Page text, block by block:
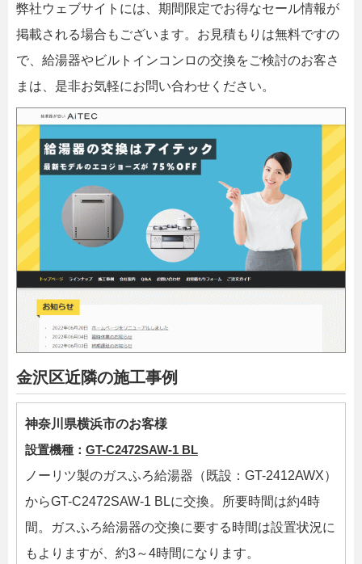
弊社ウェブサイトには、期間限定でお得なセール情報が
掲載される場合もございます。お見積もりは無料ですの
で、給湯器やビルトインコンロの交換をご検討のお客さ
まは、是非お気軽にお問い合わせください。
金沢区近隣の施工事例
神奈川県横浜市のお客様
設置機種： GT-C2472SAW-1 BL
ノーリツ製のガスふろ給湯器（既設：GT-2412AWX）
からGT-C2472SAW-1 BLに交換。所要時間は約4時
間。ガスふろ給湯器の交換に要する時間は設置状況に
もよりますが、約3～4時間になります。